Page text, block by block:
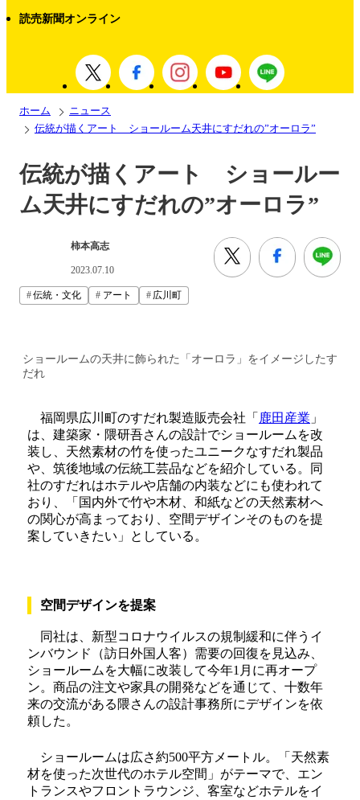
読売新聞オンライン
ホーム
ニュース
伝統が描くアート ショールーム天井にすだれの”オーロラ”
伝統が描くアート ショールー
ム天井にすだれの”オーロラ”
柿本高志
2023.07.10
伝統・文化 アート 広川町
ショールームの天井に飾られた「オーロラ」をイメージしたす
だれ
福岡県広川町のすだれ製造販売会社「 鹿田産業 」
は、建築家・隈研吾さんの設計でショールームを改
装し、天然素材の竹を使ったユニークなすだれ製品
や、筑後地域の伝統工芸品などを紹介している。同
社のすだれはホテルや店舗の内装などにも使われて
おり、「国内外で竹や木材、和紙などの天然素材へ
の関心が高まっており、空間デザインそのものを提
案していきたい」としている。
空間デザインを提案
同社は、新型コロナウイルスの規制緩和に伴うイ
ンバウンド（訪日外国人客）需要の回復を見込み、
ショールームを大幅に改装して今年1月に再オープ
ン。商品の注文や家具の開発などを通じて、十数年
来の交流がある隈さんの設計事務所にデザインを依
頼した。
ショールームは広さ約500平方メートル。「天然素
材を使った次世代のホテル空間」がテーマで、エン
トランスやフロントラウンジ、客室などホテルをイ